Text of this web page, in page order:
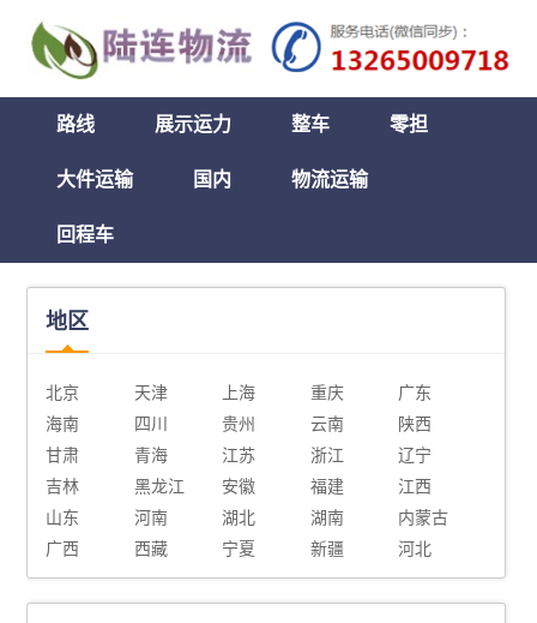
路线 展示运力 整车 零担
大件运输 国内 物流运输
回程车
地区
北京 天津 上海 重庆
广东
海南
四川 贵州 云南
陕西
甘肃
青海 江苏 浙江
辽宁
吉林
黑龙江 安徽 福建
江西
山东
河南 湖北 湖南
内蒙古
广西
西藏 宁夏 新疆 河北